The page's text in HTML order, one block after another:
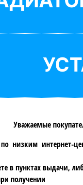
Уважаемые
низким интернет-
в пунктах выдачи,
получении